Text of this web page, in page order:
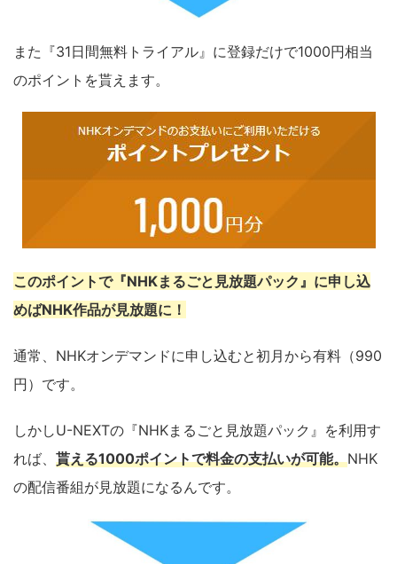
また『31日間無料トライアル』に登録だけで1000円相当
のポイントを貰えます。
このポイントで『NHKまるごと見放題パック』に申し込
めばNHK作品が見放題に！
通常、NHKオンデマンドに申し込むと初月から有料（990
円）です。
しかしU-NEXTの『NHKまるごと見放題パック』を利用す
れば、 貰える1000ポイントで料金の支払いが可能。NHK
の配信番組が見放題になるんです。